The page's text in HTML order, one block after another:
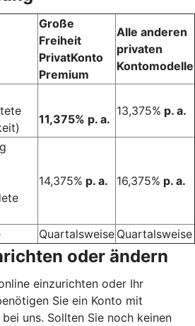
Große
Freiheit
PrivatKonto
Premium
Alle anderen
privaten
Kontomodelle
11,375% p. a.
13,375% p. a.
14,375% p. a. 16,375% p. a.
Quartalsweise Quartalsweise
oder ändern
einzurichten oder Ihr
Sie ein Konto mit
uns. Sollten Sie noch keinen